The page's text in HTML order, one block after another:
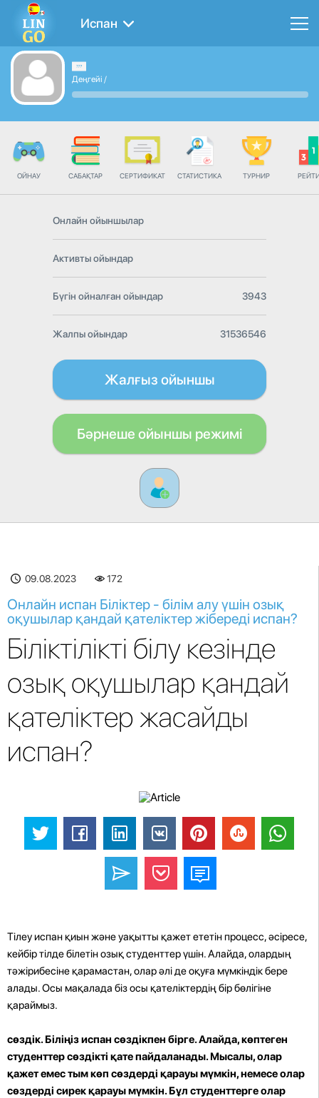
Испан
Деңгейі /
ОЙНАУ САБАҚТАР СЕРТИФИКАТ СТАТИСТИКА ТУРНИР
Онлайн ойыншылар
Активты ойындар
Бүгін ойналған ойындар 3943
Жалпы ойындар 31536546
Жалғыз ойыншы
Бәрнеше ойыншы режимі
09.08.2023 172
Онлайн испан Біліктер - білім алу үшін озық
оқушылар қандай қателіктер жібереді испан?
Біліктілікті білу кезінде
озық оқушылар қандай
қателіктер жасайды
испан?
Тілеу испан қиын және уақытты қажет ететін процесс, әсіресе,
кейбір тілде білетін озық студенттер үшін. Алайда, олардың
тәжірибесіне қарамастан, олар әлі де оқуға мүмкіндік бере
алады. Осы мақалада біз осы қателіктердің бір бөлігіне
қараймыз.
сөздік. Біліңіз испан сөздікпен бірге. Алайда, көптеген
студенттер сөздікті қате пайдаланады. Мысалы, олар
қажет емес тым көп сөздерді қарауы мүмкін, немесе олар
сөздерді сирек қарауы мүмкін. Бұл студенттерге олар